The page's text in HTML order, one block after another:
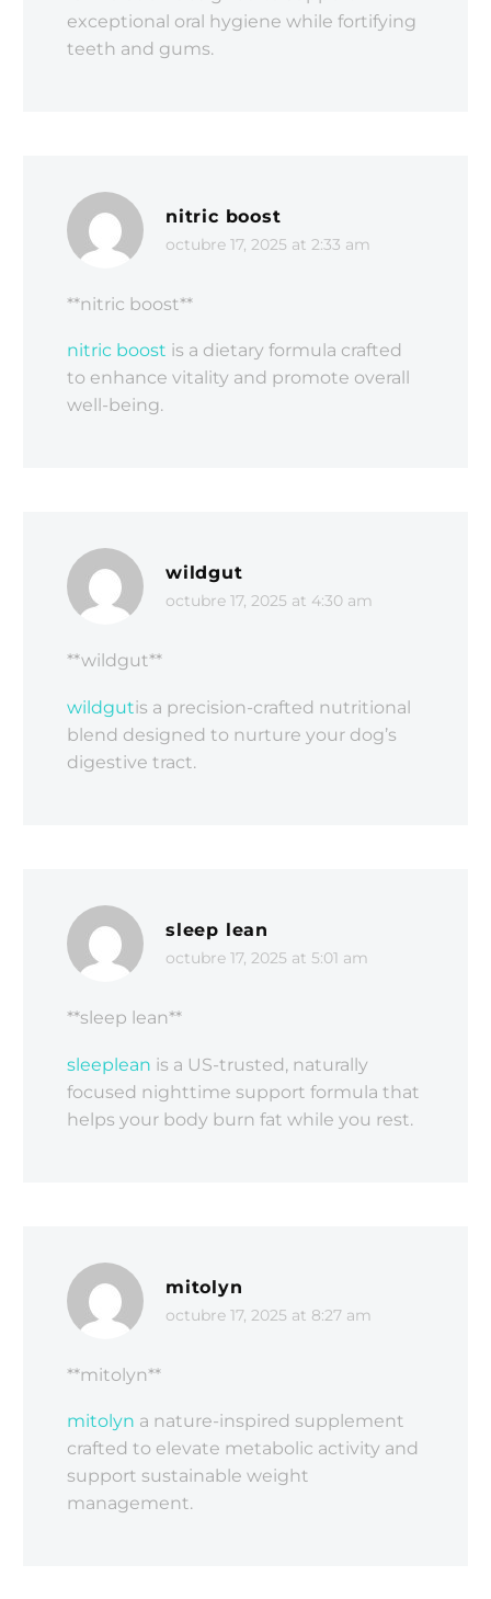
exceptional oral hygiene while fortifying
teeth and gums.
nitric boost
octubre 17, 2025 at 2:33 am
** nitric boost**
nitric boost is a dietary formula crafted
to enhance vitality and promote overall
well-being.
wildgut
octubre 17, 2025 at 4:30 am
**wildgut**
wildgutis a precision-crafted nutritional
blend designed to nurture your dog’s
digestive tract.
sleep lean
octubre 17, 2025 at 5:01 am
**sleep lean**
sleeplean is a US-trusted, naturally
focused nighttime support formula that
helps your body burn fat while you rest.
mitolyn
octubre 17, 2025 at 8:27 am
**mitolyn**
mitolyn a nature-inspired supplement
crafted to elevate metabolic activity and
support sustainable weight
management.